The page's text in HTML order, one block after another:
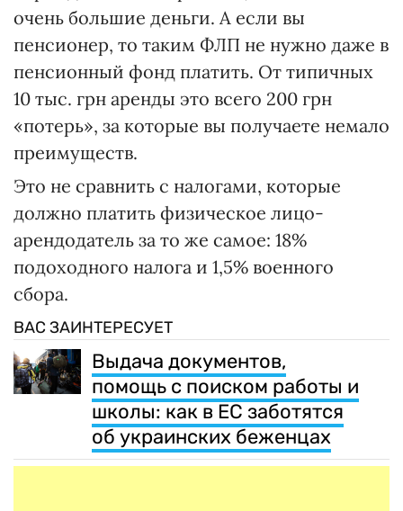
очень большие деньги. А если вы
пенсионер, то таким ФЛП не нужно даже в
пенсионный фонд платить. От типичных
10 тыс. грн аренды это всего 200 грн
«потерь», за которые вы получаете немало
преимуществ.
Это не сравнить с налогами, которые
должно платить физическое лицо-
арендодатель за то же самое: 18%
подоходного налога и 1,5% военного
сбора.
ВАС ЗАИНТЕРЕСУЕТ
Выдача документов,
помощь с поиском работы и
школы: как в ЕС заботятся
об украинских беженцах